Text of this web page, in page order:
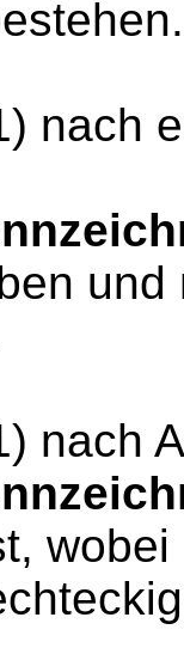
nach
nach